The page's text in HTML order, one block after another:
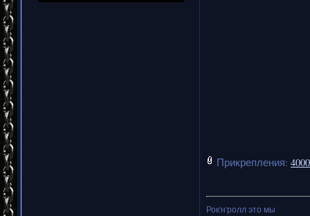
Прикрепления:
Рок'н'ролл это мы